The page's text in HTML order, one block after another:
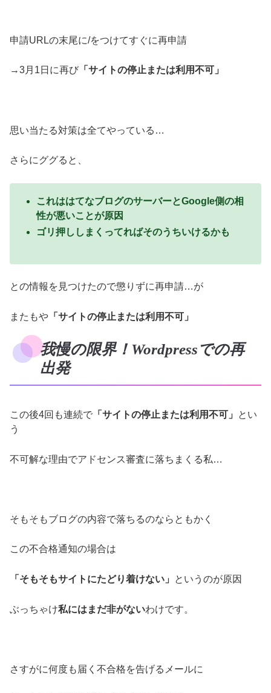
申請URLの末尾に/をつけてすぐに再申請
→3月1日に再び 「サイトの停止または利用不可」
思い当たる対策は全てやっている…
さらにググると、
これははてなブログのサーバーとGoogle側の相
性が悪いことが原因
ゴリ押ししまくってればそのうちいけるかも
との情報を見つけたので懲りずに再申請…が
またもや 「サイトの停止または利用不可」
我慢の限界！Wordpressでの再
出発
この後4回も連続で 「サイトの停止または利用不可」
とい
う
不可解な理由でアドセンス審査に落ちまくる私…
そもそもブログの内容で落ちるのならともかく
この不合格通知の場合は
「そもそもサイトにたどり着けない」 というのが原因
ぶっちゃけ私にはまだ非がないわけです。
さすがに何度も届く不合格を告げるメールに